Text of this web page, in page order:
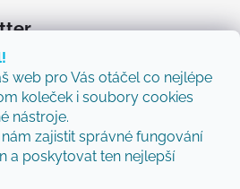
web pro Vás otáčel co nejlépe
koleček i soubory cookies
nástroje.
zajistit správné fungování
a poskytovat ten nejlepší
vám budeme zasílat informace
našem e-shopu.
Vám budeme zasílat ty nejlepší